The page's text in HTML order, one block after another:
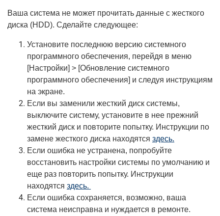
Ваша система не может прочитать данные с жесткого
диска (HDD). Сделайте следующее:
Установите последнюю версию системного
программного обеспечения, перейдя в меню
[Настройки] > [Обновление системного
программного обеспечения] и следуя инструкциям
на экране.
Если вы заменили жесткий диск системы,
выключите систему, установите в нее прежний
жесткий диск и повторите попытку. Инструкции по
замене жесткого диска находятся здесь.
Если ошибка не устранена, попробуйте
восстановить настройки системы по умолчанию и
еще раз повторить попытку. Инструкции
находятся здесь.
Если ошибка сохраняется, возможно, ваша
система неисправна и нуждается в ремонте.